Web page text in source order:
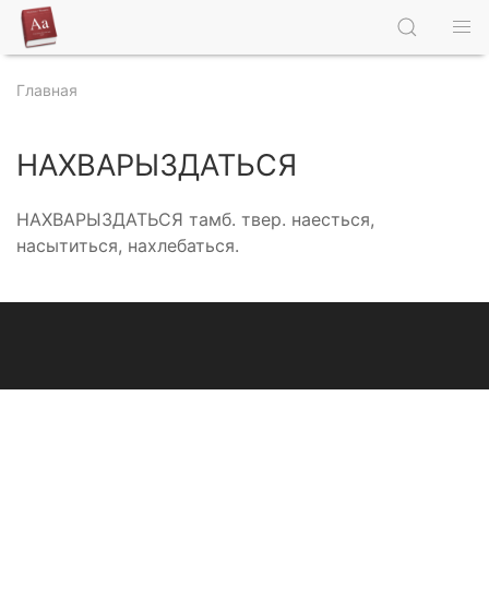
Главная
НАХВАРЫЗДАТЬСЯ
НАХВАРЫЗДАТЬСЯ тамб. твер. наесться,
насытиться, нахлебаться.